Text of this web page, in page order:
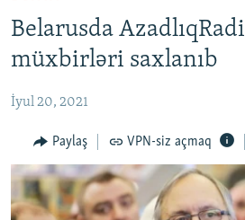
Əsas
naviqasiyaya
qayıt
Axtarışa
keç
#İZAHLA
KORRUPSIOMETR
FƏRQƏ BAX
QANUNI DOĞRU
ARAŞDIRMA
MULTIMEDIA
Belarusda
müxbirləri saxlanıb
İyul 20, 2021
Paylaş VPN-siz açmaq